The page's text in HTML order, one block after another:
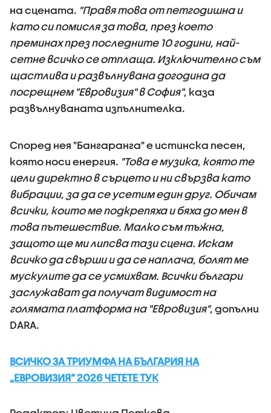
на сцената. "Правя това от петгодишна и
като си помисля за това, през което
преминах през последните 10 години, най-
сетне всичко се отплаща. Изключително съм
щастлива и развълнувана догодина да
посрещнем "Евровизия" в София", каза
развълнуваната изпълнителка.
Според нея "Бангаранга" е истинска песен,
която носи енергия. "Това е музика, която те
цели директно в сърцето и ни свързва като
вибрации, за да се усетим един друг. Обичам
всички, които ме подкрепяха и бяха до мен в
това пътешествие. Малко съм тъжна,
защото ще ми липсва тази сцена. Искам
всичко да свърши и да се наплача, болят ме
мускулите да се усмихвам. Всички българи
заслужават да получат видимост на
голямата платформа на "Евровизия", допълни
DARA.
ВСИЧКО ЗА ТРИУМФА НА БЪЛГАРИЯ НА
„ЕВРОВИЗИЯ” 2026 ЧЕТЕТЕ ТУК